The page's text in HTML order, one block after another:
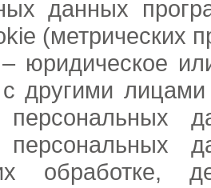
данных
(метрических
– юридическое
с другими
персональных
обработке,